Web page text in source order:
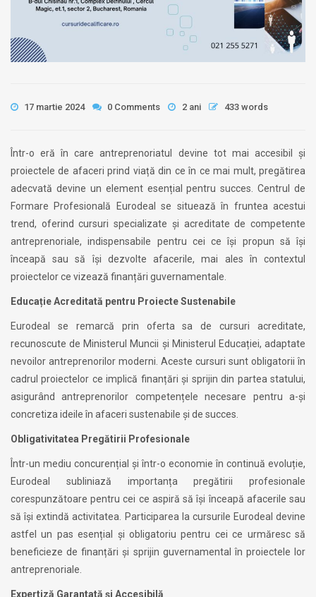
17 martie 2024 0 Comments 2 ani 433 words
Într-o eră în care antreprenoriatul devine tot mai accesibil și
proiectele de afaceri prind viață din ce în ce mai mult, pregătirea
adecvată devine un element esențial pentru succes. Centrul de
Formare Profesională Eurodeal se situează în fruntea acestui
trend, oferind cursuri specializate și acreditate de competente
antreprenoriale, indispensabile pentru cei ce își propun să își
înceapă sau să își dezvolte afacerile, mai ales în contextul
proiectelor ce vizează finanțări guvernamentale.
Educație Acreditată pentru Proiecte Sustenabile
Eurodeal se remarcă prin oferta sa de cursuri acreditate,
recunoscute de Ministerul Muncii și Ministerul Educației, adaptate
nevoilor antreprenorilor moderni. Aceste cursuri sunt obligatorii în
cadrul proiectelor ce implică finanțări și sprijin din partea statului,
asigurând antreprenorilor competențele necesare pentru a-și
concretiza ideile în afaceri sustenabile și de succes.
Obligativitatea Pregătirii Profesionale
Într-un mediu concurențial și într-o economie în continuă evoluție,
Eurodeal subliniază importanța pregătirii profesionale
corespunzătoare pentru cei ce aspiră să își înceapă afacerile sau
să își extindă activitatea. Participarea la cursurile Eurodeal devine
astfel un pas esențial și obligatoriu pentru cei ce urmăresc să
beneficieze de finanțări și sprijin guvernamental în proiectele lor
antreprenoriale.
Expertiză Garantată și Accesibilă